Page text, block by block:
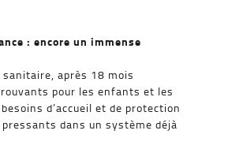
: encore un immense
après 18 mois
pour les enfants et les
d’accueil et de protection
dans un système déjà